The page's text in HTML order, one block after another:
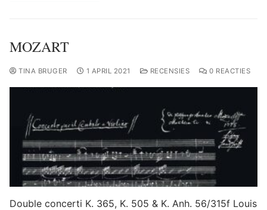
MOZART
TINA BRUGER 1 APRIL 2021 RECENSIES 0 REACTIES
Double concerti K. 365, K. 505 & K. Anh. 56/315f Louis